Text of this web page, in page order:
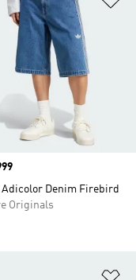
Denim Firebird
Originals